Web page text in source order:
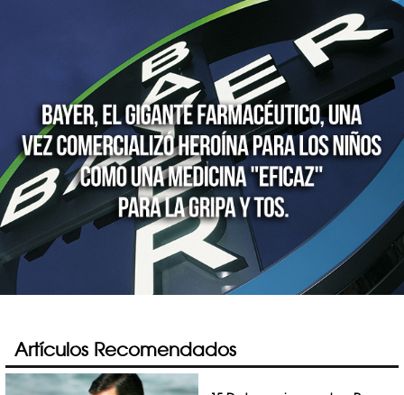
Artículos Recomendados